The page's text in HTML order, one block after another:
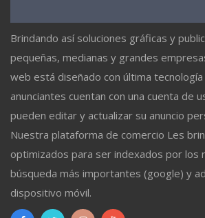
Brindando así soluciones gráficas y
pequeñas, medianas y grandes
web está diseñado con última
anunciantes cuentan con una cuenta de
pueden editar y actualizar su anuncio
Nuestra plataforma de comercio Les
optimizados para ser indexados por los
búsqueda más importantes (google) y
dispositivo móvil.